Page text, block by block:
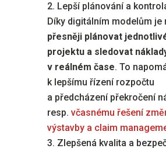
Lepší plánování a
Díky digitálním modelům je
přesněji plánovat
projektu a sledovat
v reálném čase. To
k lepšímu řízení rozpočtu
a předcházení překročení
resp. včasnému řešení
výstavby a claim
Zlepšená kvalita a